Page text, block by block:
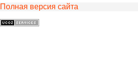
Полная версия сайта